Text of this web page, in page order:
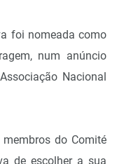
foi nomeada como
num anúncio
Nacional
do Comité
de escolher a sua